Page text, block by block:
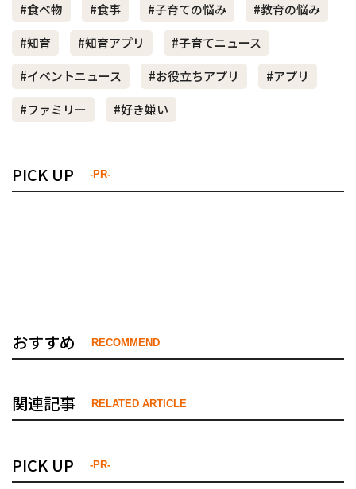
#食べ物 #食事 #子育ての悩み
#教育の悩み
#知育
#知育アプリ
#子育てニュース
#イベントニュース
#お役立ちアプリ
#アプリ
#ファミリー
#好き嫌い
PICK UP -PR-
おすすめ RECOMMEND
関連記事 RELATED ARTICLE
PICK UP -PR-